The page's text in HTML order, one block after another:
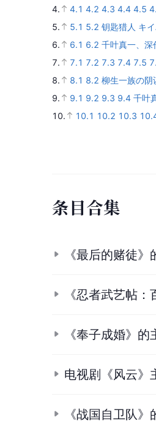
4.
4.1 4.2 4.3 4.4 4.5
5.
5.1 5.2 钥匙猎人 キ
6.
6.1 6.2 千叶真一、深
7.
7.1 7.2 7.3 7.4 7.5
8.
8.1 8.2 柳生一族の
9.
9.1 9.2 9.3 9.4 千叶
10.
10.1 10.2 10.3
条目合集
《最后的赌徒
《忍者武艺帖
《奉子成婚》的
电视剧《风云》
《战国自卫队